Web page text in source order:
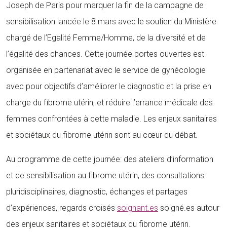
Joseph de Paris pour marquer la fin de la campagne de
sensibilisation lancée le 8 mars avec le soutien du Ministère
chargé de l’Egalité Femme/Homme, de la diversité et de
l’égalité des chances. Cette journée portes ouvertes est
organisée en partenariat avec le service de gynécologie
avec pour objectifs d’améliorer le diagnostic et la prise en
charge du fibrome utérin, et réduire l’errance médicale des
femmes confrontées à cette maladie. Les enjeux sanitaires
et sociétaux du fibrome utérin sont au cœur du débat.
Au programme de cette journée: des ateliers d’information
et de sensibilisation au fibrome utérin, des consultations
pluridisciplinaires, diagnostic, échanges et partages
d’expériences, regards croisés soignant.es soigné.es autour
des enjeux sanitaires et sociétaux du fibrome utérin.